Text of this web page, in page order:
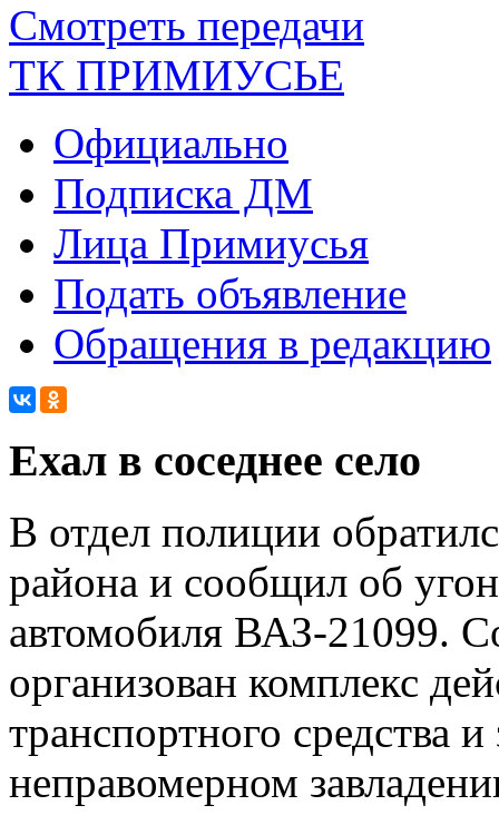
Смотреть передачи
ТК ПРИМИУСЬЕ
Официально
Подписка ДМ
Лица Примиусья
Подать объявление
Обращения в редакцию
Ехал в соседнее село
В отдел полиции
района и сообщил об
автомобиля ВАЗ-21099.
организован комплекс
транспортного средства
неправомерном